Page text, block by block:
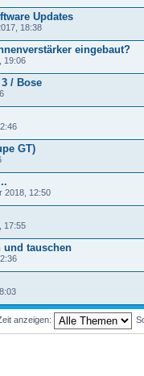
Updates
18:38
eingebaut?
19:06
/ Bose
GT)
2018, 12:50
17:55
und tauschen
anzeigen: